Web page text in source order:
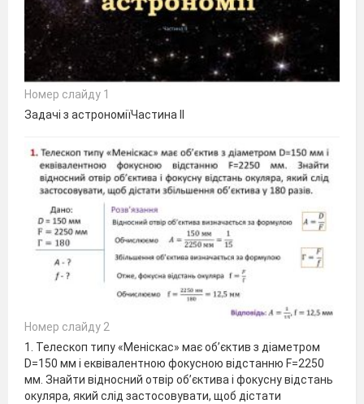
Номер слайду 1
Задачі з астрономіїЧастина ІI
Номер слайду 2
1. Телескоп типу «Меніскас» має об’єктив з діаметром
D=150 мм і еквівалентною фокусною відстанню F=2250
мм. Знайти відносний отвір об’єктива і фокусну відстань
окуляра, який слід застосовувати, щоб дістати